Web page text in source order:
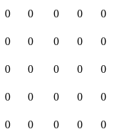
0 0 0 0 0
0 0 0 0 0
0 0 0 0 0
0 0 0 0 0
0 0 0 0 0